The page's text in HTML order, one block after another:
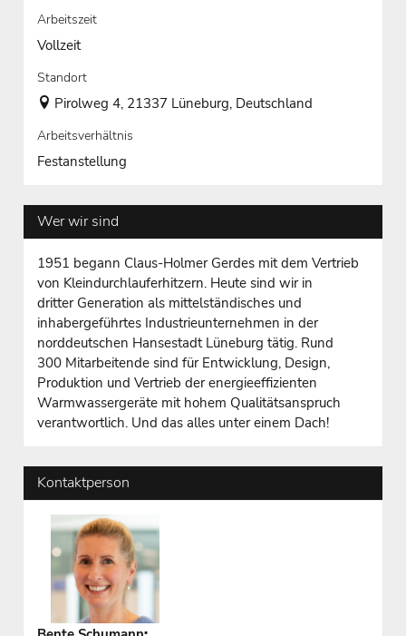
Arbeitszeit
Vollzeit
Standort
Pirolweg 4, 21337 Lüneburg, Deutschland
Arbeitsverhältnis
Festanstellung
Wer wir sind
1951 begann Claus-Holmer Gerdes mit dem Vertrieb
von Kleindurchlauferhitzern. Heute sind wir in
dritter Generation als mittelständisches und
inhabergeführtes Industrieunternehmen in der
norddeutschen Hansestadt Lüneburg tätig. Rund
300 Mitarbeitende sind für Entwicklung, Design,
Produktion und Vertrieb der energieeffizienten
Warmwassergeräte mit hohem Qualitätsanspruch
verantwortlich. Und das alles unter einem Dach!
Kontaktperson